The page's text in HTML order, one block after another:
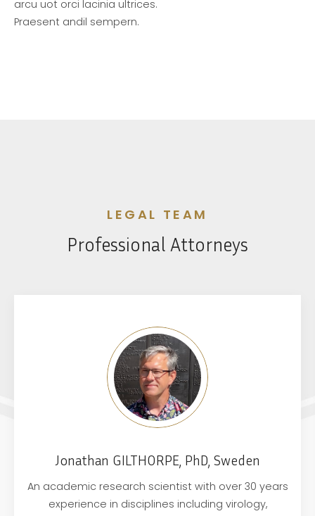
arcu uot orci lacinia ultrices.
Praesent andil sempern.
LEGAL TEAM
Professional Attorneys
Jonathan GILTHORPE, PhD, Sweden
An academic research scientist with over 30 years
experience in disciplines including virology,